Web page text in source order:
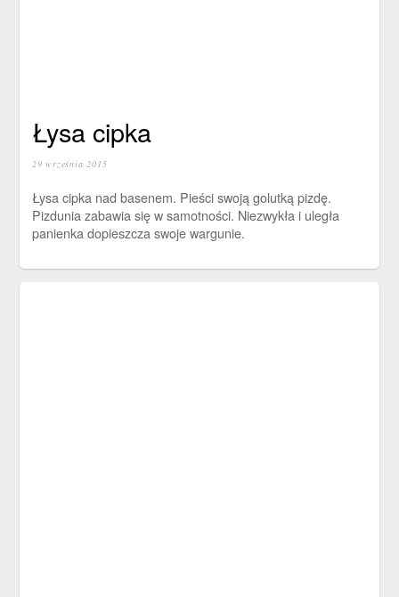
Łysa cipka
29 września 2015
Łysa cipka nad basenem. Pieści swoją golutką pizdę.
Pizdunia zabawia się w samotności. Niezwykła i uległa
panienka dopieszcza swoje wargunie.